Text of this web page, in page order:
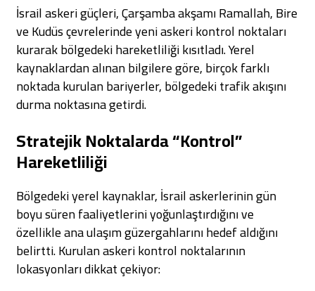
İsrail askeri güçleri, Çarşamba akşamı Ramallah, Bire
ve Kudüs çevrelerinde yeni askeri kontrol noktaları
kurarak bölgedeki hareketliliği kısıtladı. Yerel
kaynaklardan alınan bilgilere göre, birçok farklı
noktada kurulan bariyerler, bölgedeki trafik akışını
durma noktasına getirdi.
Stratejik Noktalarda “Kontrol”
Hareketliliği
Bölgedeki yerel kaynaklar, İsrail askerlerinin gün
boyu süren faaliyetlerini yoğunlaştırdığını ve
özellikle ana ulaşım güzergahlarını hedef aldığını
belirtti. Kurulan askeri kontrol noktalarının
lokasyonları dikkat çekiyor: